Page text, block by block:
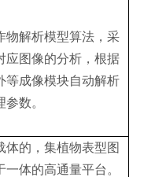
物解析模型算法，采
应图像的分析，根据
等成像模块自动解析
数。
体的，集植物表型图
体的高通量平台。